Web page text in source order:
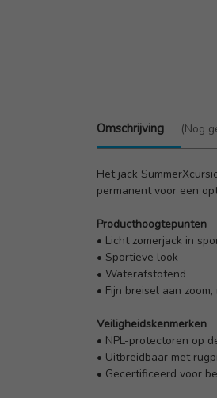
Omschrijving (Nog
Het jack
permanent voor een
Producthoogtepunten
• Licht zomerjack in
• Sportieve look
• Waterafstotend
• Fijn breisel aan
Veiligheidskenmerken
• NPL-protectoren op
• Uitbreidbaar met
• Gecertificeerd voor